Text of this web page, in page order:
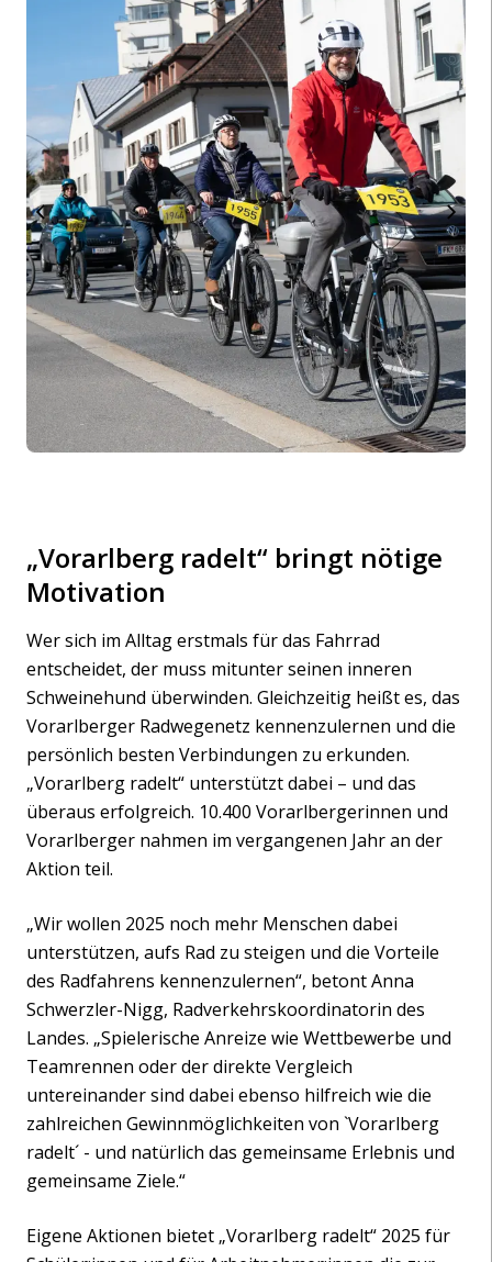
„Vorarlberg radelt“ bringt nötige
Motivation
Wer sich im Alltag erstmals für das Fahrrad
entscheidet, der muss mitunter seinen inneren
Schweinehund überwinden. Gleichzeitig heißt es, das
Vorarlberger Radwegenetz kennenzulernen und die
persönlich besten Verbindungen zu erkunden.
„Vorarlberg radelt“ unterstützt dabei – und das
überaus erfolgreich. 10.400 Vorarlbergerinnen und
Vorarlberger nahmen im vergangenen Jahr an der
Aktion teil.
„Wir wollen 2025 noch mehr Menschen dabei
unterstützen, aufs Rad zu steigen und die Vorteile
des Radfahrens kennenzulernen“, betont Anna
Schwerzler-Nigg, Radverkehrskoordinatorin des
Landes. „Spielerische Anreize wie Wettbewerbe und
Teamrennen oder der direkte Vergleich
untereinander sind dabei ebenso hilfreich wie die
zahlreichen Gewinnmöglichkeiten von `Vorarlberg
radelt´ - und natürlich das gemeinsame Erlebnis und
gemeinsame Ziele.“
Eigene Aktionen bietet „Vorarlberg radelt“ 2025 für